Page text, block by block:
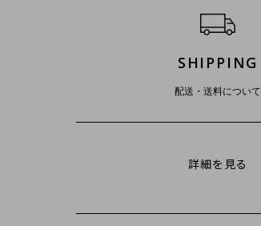
SHIPPING
配送・送料について
詳細を見る